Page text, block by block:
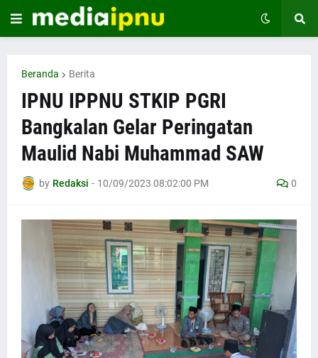
Beranda Berita
IPNU IPPNU STKIP PGRI
Bangkalan Gelar Peringatan
Maulid Nabi Muhammad SAW
by Redaksi - 10/09/2023 08:02:00 PM 0